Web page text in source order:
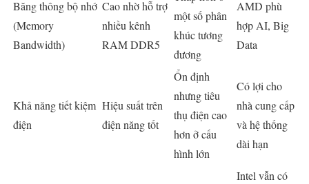
Băng thông bộ nhớ
(Memory
Bandwidth)
Cao nhờ hỗ trợ
nhiều kênh
RAM DDR5
một số phân
khúc tương
đương
AMD phù
hợp AI, Big
Data
Khả năng tiết kiệm
điện
Hiệu suất trên
điện năng tốt
Ổn định
nhưng tiêu
thụ điện cao
hơn ở cấu
hình lớn
Có lợi cho
nhà cung cấp
và hệ thống
dài hạn
Intel vẫn có